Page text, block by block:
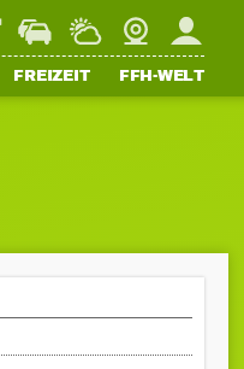
StaupilotWetterWebcamMein FFH
FREIZEIT FFH-WELT